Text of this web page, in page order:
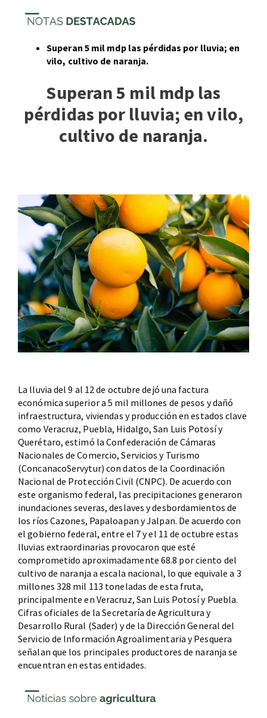
Superan 5 mil mdp las pérdidas por lluvia; en
vilo, cultivo de naranja.
Superan 5 mil mdp las
pérdidas por lluvia; en vilo,
cultivo de naranja.
La lluvia del 9 al 12 de octubre dejó una factura
económica superior a 5 mil millones de pesos y dañó
infraestructura, viviendas y producción en estados clave
como Veracruz, Puebla, Hidalgo, San Luis Potosí y
Querétaro, estimó la Confederación de Cámaras
Nacionales de Comercio, Servicios y Turismo
(ConcanacoServytur) con datos de la Coordinación
Nacional de Protección Civil (CNPC). De acuerdo con
este organismo federal, las precipitaciones generaron
inundaciones severas, deslaves y desbordamientos de
los ríos Cazones, Papaloapan y Jalpan. De acuerdo con
el gobierno federal, entre el 7 y el 11 de octubre estas
lluvias extraordinarias provocaron que esté
comprometido aproximadamente 68.8 por ciento del
cultivo de naranja a escala nacional, lo que equivale a 3
millones 328 mil 113 toneladas de esta fruta,
principalmente en Veracruz, San Luis Potosí y Puebla.
Cifras oficiales de la Secretaría de Agricultura y
Desarrollo Rural (Sader) y de la Dirección General del
Servicio de Información Agroalimentaria y Pesquera
señalan que los principales productores de naranja se
encuentran en estas entidades.